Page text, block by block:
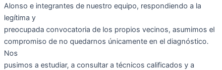
Alonso e integrantes de nuestro equipo, respondiendo a la
legítima y
preocupada convocatoria de los propios vecinos, asumimos el
compromiso de no quedarnos únicamente en el diagnóstico.
Nos
pusimos a estudiar, a consultar a técnicos calificados y a